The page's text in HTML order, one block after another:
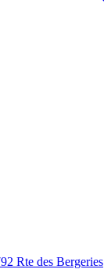
Rte des Bergeries